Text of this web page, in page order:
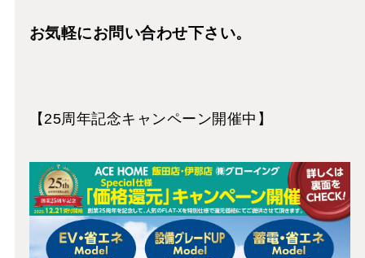
お気軽にお問い合わせ下さい。
【25周年記念キャンペーン開催中】